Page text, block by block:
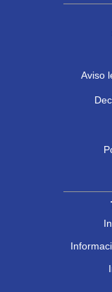
Aviso